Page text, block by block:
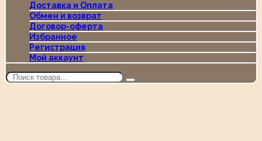
Доставка и Оплата
Обмен и возврат
Договор-оферта
Избранное
Регистрация
Мой аккаунт